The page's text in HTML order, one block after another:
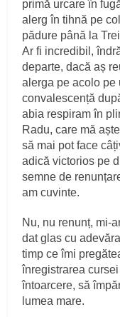
primă urcare în
alerg în tihnă pe
pădure până la
Ar fi incredibil,
departe, dacă aș
alerga pe acolo pe
convalescență
abia respiram în
Radu, care mă
să mai pot face
adică victorios pe
semne de
am cuvinte.
Nu, nu renunț, mi-
dat glas cu
timp ce îmi
înregistrarea
întoarcere, să
lumea mare.